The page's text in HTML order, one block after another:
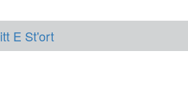
E St'ort